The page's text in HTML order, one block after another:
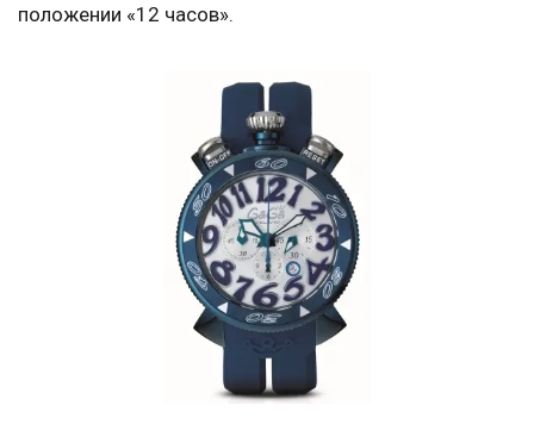
положении «12 часов».